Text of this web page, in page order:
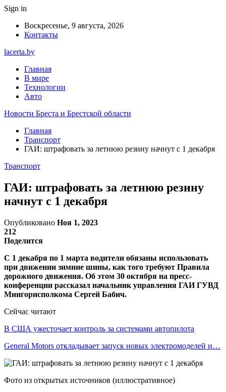
Sign in
Воскресенье, 9 августа, 2026
Контакты
lacerta.by
Главная
В мире
Технологии
Авто
Новости Бреста и Брестской области
Главная
Транспорт
ГАИ: штрафовать за летнюю резину начнут с 1 декабря
Транспорт
ГАИ: штрафовать за летнюю резину
начнут с 1 декабря
Опубликовано Ноя 1, 2023
212
Поделится
С 1 декабря по 1 марта водители обязаны использовать
при движении зимние шины, как того требуют Правила
дорожного движения. Об этом 30 октября на пресс-
конференции рассказал начальник управления ГАИ ГУВД
Мингорисполкома Сергей Бабич.
Сейчас читают
В США ужесточает контроль за системами автопилота
General Motors откладывает запуск новых электромоделей и…
Фото из открытых источников (иллюстративное)